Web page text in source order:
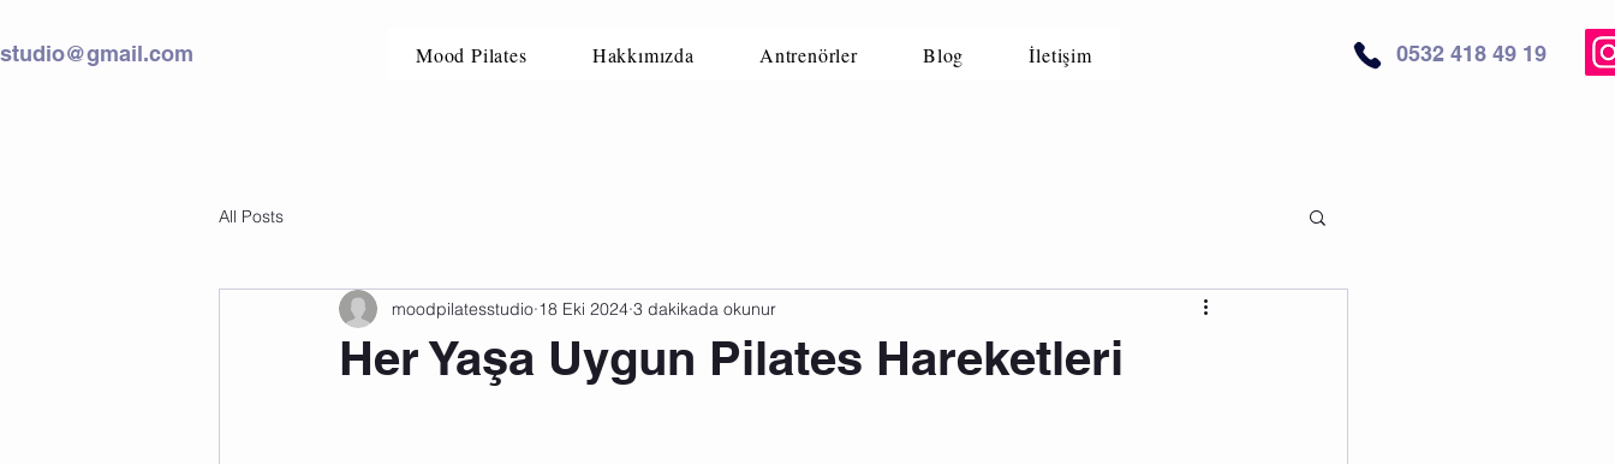
Mood Pilates Hakkımızda Antrenörler Blog İletişim 0532 418 49 19
All Posts
Her Yaşa Uygun Pilates Hareketleri
moodpilatesstudio 18 Eki 2024 3 dakikada okunur